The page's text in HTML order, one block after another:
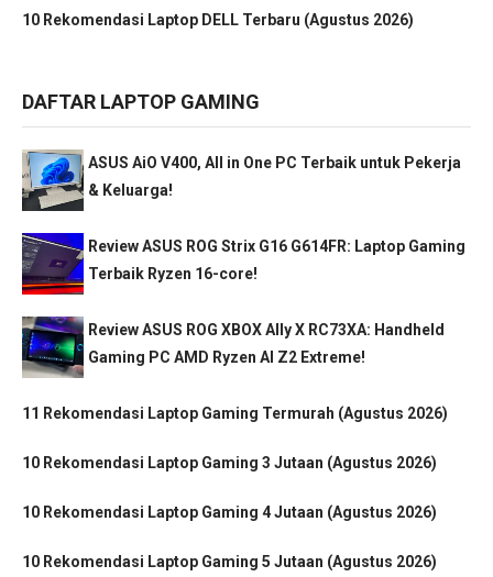
10 Rekomendasi Laptop DELL Terbaru (Agustus 2026)
DAFTAR LAPTOP GAMING
ASUS AiO V400, All in One PC Terbaik untuk Pekerja
& Keluarga!
Review ASUS ROG Strix G16 G614FR: Laptop Gaming
Terbaik Ryzen 16-core!
Review ASUS ROG XBOX Ally X RC73XA: Handheld
Gaming PC AMD Ryzen AI Z2 Extreme!
11 Rekomendasi Laptop Gaming Termurah (Agustus 2026)
10 Rekomendasi Laptop Gaming 3 Jutaan (Agustus 2026)
10 Rekomendasi Laptop Gaming 4 Jutaan (Agustus 2026)
10 Rekomendasi Laptop Gaming 5 Jutaan (Agustus 2026)